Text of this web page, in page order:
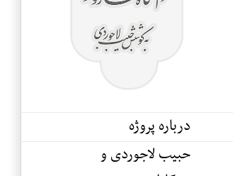
درباره پروژه
حبیب لاجوردی و